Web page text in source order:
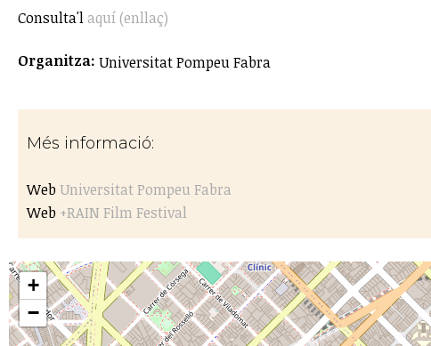
Consulta'l aquí (enllaç)
Organitza: Universitat Pompeu Fabra
Més informació:
WebUniversitat Pompeu Fabra
Web +RAIN Film Festival
+
−